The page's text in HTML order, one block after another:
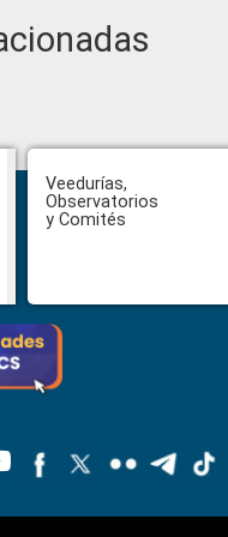
Veedurías,
Observatorios
y Comités